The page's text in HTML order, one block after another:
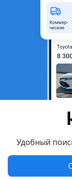
Удобный
Оригинальность
Возможна
Подходит на
2015 - 2018 3
(T25), 2000 - 2003
1 поколение (T22)